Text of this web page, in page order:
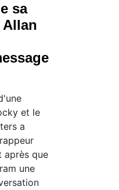
sa
et le
a
après que
une